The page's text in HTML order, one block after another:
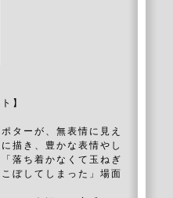
】
ターが、無表情に見え
描き、豊かな表情やし
落ち着かなくて玉ねぎ
ぼしてしまった」場面